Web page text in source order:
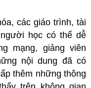
các giáo trình, tài
học có thể dễ
mạng, giảng viên
nội dung đã có
thêm những thông